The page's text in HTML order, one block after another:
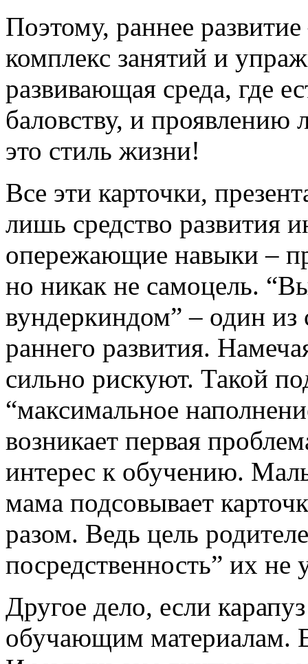
Поэтому, раннее
комплекс занятий и
развивающая среда, где
баловству, и
это стиль жизни!
Все эти карточки,
лишь средство развития
опережающие навыки –
но никак не самоцель.
вундеркиндом” – один
раннего развития.
сильно рискуют. Такой
“максимальное
возникает первая
интерес к обучению.
мама подсовывает
разом. Ведь цель
посредственность” их не
Другое дело, если
обучающим материалам.